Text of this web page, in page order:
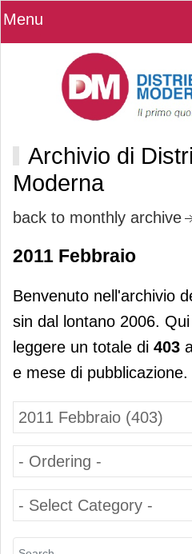
Menu
Archivio di
Moderna
back to monthly archive
2011 Febbraio
Benvenuto nell'archivio
sin dal lontano 2006.
leggere un totale di 403
e mese di pubblicazione.